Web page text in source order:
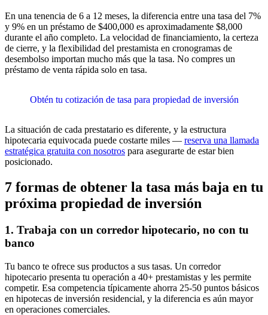
En una tenencia de 6 a 12 meses, la diferencia entre una tasa del 7%
y 9% en un préstamo de $400,000 es aproximadamente $8,000
durante el año completo. La velocidad de financiamiento, la certeza
de cierre, y la flexibilidad del prestamista en cronogramas de
desembolso importan mucho más que la tasa. No compres un
préstamo de venta rápida solo en tasa.
Obtén tu cotización de tasa para propiedad de inversión
La situación de cada prestatario es diferente, y la estructura
hipotecaria equivocada puede costarte miles — reserva una llamada
estratégica gratuita con nosotros para asegurarte de estar bien
posicionado.
7 formas de obtener la tasa más baja en tu
próxima propiedad de inversión
1. Trabaja con un corredor hipotecario, no con tu
banco
Tu banco te ofrece sus productos a sus tasas. Un corredor
hipotecario presenta tu operación a 40+ prestamistas y les permite
competir. Esa competencia típicamente ahorra 25-50 puntos básicos
en hipotecas de inversión residencial, y la diferencia es aún mayor
en operaciones comerciales.